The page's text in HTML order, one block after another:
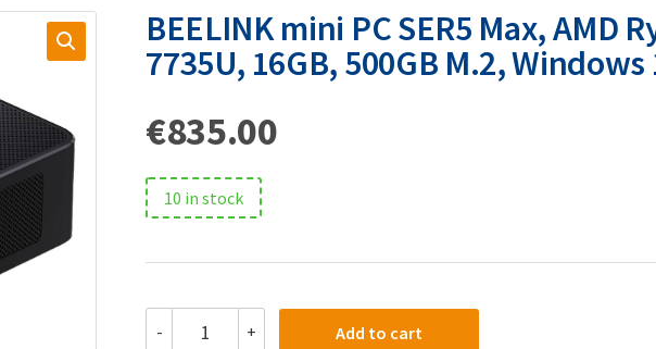
BEELINK mini PC SER5 Max, AMD
7735U, 16GB, 500GB M.2, Windows
€835.00
10 in stock
- + Add to cart